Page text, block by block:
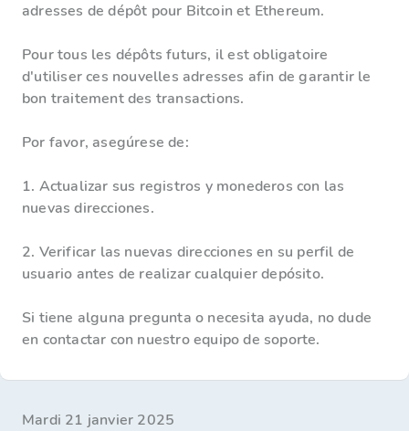
adresses de dépôt pour Bitcoin et Ethereum.
Pour tous les dépôts futurs, il est obligatoire
d'utiliser ces nouvelles adresses afin de garantir le
bon traitement des transactions.
Por favor, asegúrese de:
1. Actualizar sus registros y monederos con las
nuevas direcciones.
2. Verificar las nuevas direcciones en su perfil de
usuario antes de realizar cualquier depósito.
Si tiene alguna pregunta o necesita ayuda, no dude
en contactar con nuestro equipo de soporte.
mardi 21 janvier 2025